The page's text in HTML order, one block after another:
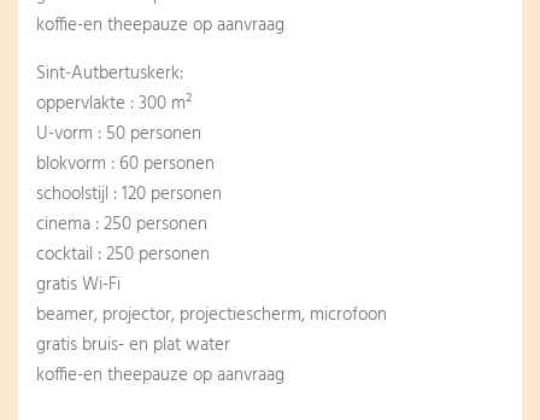
koffie-en theepauze op aanvraag
Sint-Autbertuskerk:
oppervlakte : 300 m²
U-vorm : 50 personen
blokvorm : 60 personen
schoolstijl : 120 personen
cinema : 250 personen
cocktail : 250 personen
gratis Wi-Fi
beamer, projector, projectiescherm, microfoon
gratis bruis- en plat water
koffie-en theepauze op aanvraag